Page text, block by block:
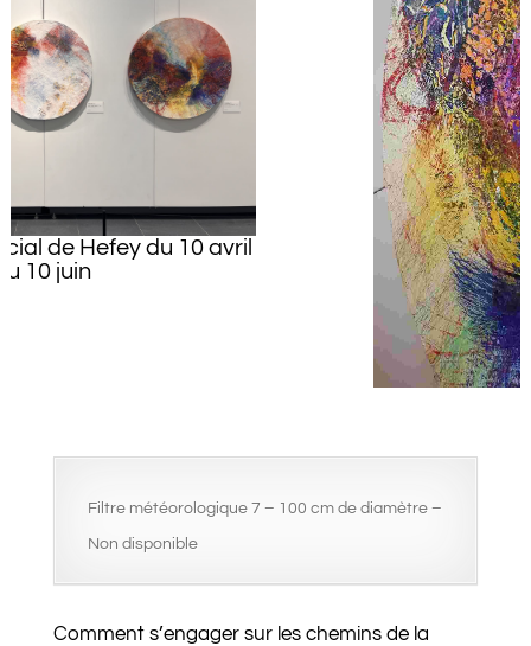
Filtre météorologique 7 – 100 cm de diamètre –
Non disponible
Comment s’engager sur les chemins de la